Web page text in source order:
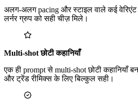
अलग-अलग pacing और स्टाइल वाले कई वेरिएंट
लर्नर ग्रुप को सही चीज़ मिले।
Multi-shot छोटी कहानियाँ
एक ही prompt से multi-shot छोटी कहानियाँ
और ट्रेंड रीमिक्स के लिए बिल्कुल सही।